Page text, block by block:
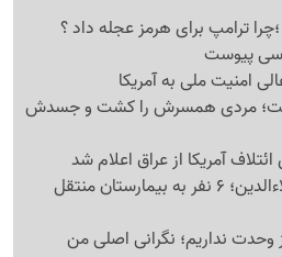
ترامپ برای هرمز عجله داد ؟
پیوست
امنیت ملی به آمریکا
مردی همسرش را کشت و جسدش
آمریکا از عراق اعلام شد
حادثه هولناک در پاساژ علاءالدین؛ 6 نفر به بیمارستان منتقل
وحدت نداریم؛ نگرانی اصلی من